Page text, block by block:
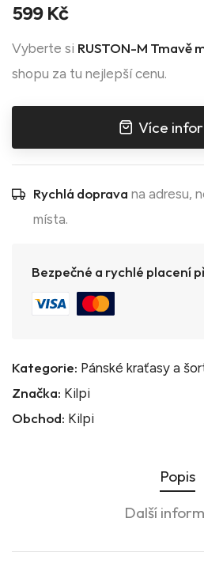
599 Kč
Vyberte si RUSTON-M Tmavě
shopu za tu nejlepší cenu.
Více
Rychlá doprava na adresu,
místa.
Bezpečné a rychlé placení
Kategorie: Pánské kraťasy a
Značka: Kilpi
Obchod: Kilpi
Popis
Další